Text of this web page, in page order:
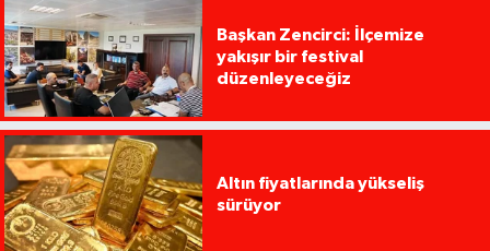
Başkan Zencirci: İlçemize
yakışır bir festival
düzenleyeceğiz
Altın fiyatlarında yükseliş
sürüyor